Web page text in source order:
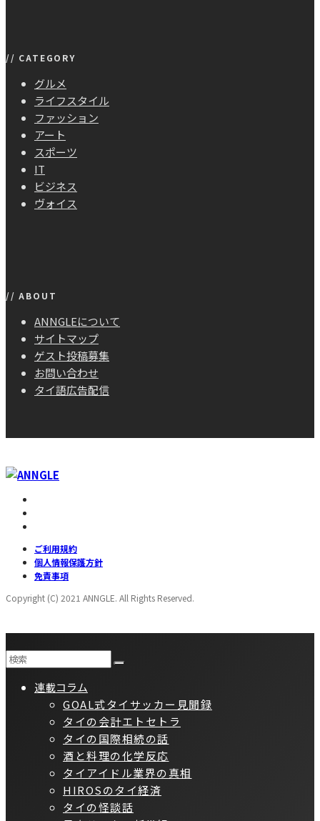
// CATEGORY
グルメ
ライフスタイル
ファッション
アート
スポーツ
IT
ビジネス
ヴォイス
// ABOUT
ANNGLEについて
サイトマップ
ゲスト投稿募集
お問い合わせ
タイ語広告配信
ご利用規約
個人情報保護方針
免責事項
Copyright (C) 2021 ANNGLE. All Rights Reserved.
連載コラム
GOAL式タイサッカー見聞録
タイの会計エトセトラ
タイの国際相続の話
酒と料理の化学反応
タイアイドル業界の真相
HIROSのタイ経済
タイの怪談話